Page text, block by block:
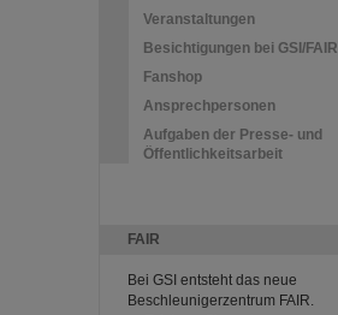
Veranstaltungen
Besichtigungen bei GSI/FAIR
Fanshop
Ansprechpersonen
Aufgaben der Presse- und
Öffentlichkeitsarbeit
FAIR
Bei GSI entsteht das neue
Beschleunigerzentrum FAIR.